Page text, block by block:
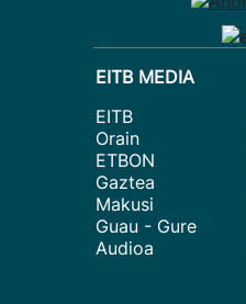
EITB MEDIA
EITB
Orain
ETBON
Gaztea
Makusi
Guau - Gure
Audioa